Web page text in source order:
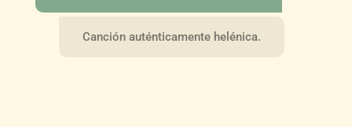
Canción auténticamente helénica.